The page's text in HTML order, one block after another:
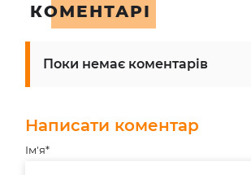
КОМЕНТАРІ
Поки немає коментарів
Написати коментар
Ім'я*